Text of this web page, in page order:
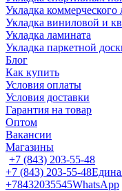
Укладка коммерческого
Укладка виниловой и
Укладка ламината
Укладка паркетной
Блог
Как купить
Условия оплаты
Условия доставки
Гарантия на товар
Оптом
Вакансии
Магазины
+7 (843) 203-55-48
+7 (843) 203-55-48
+78432035545WhatsApp